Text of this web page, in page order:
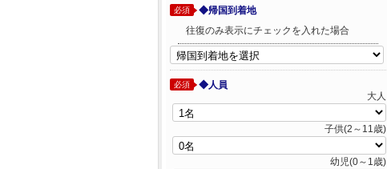
必須
◆帰国到着地
往復のみ表示にチェックを入れた場合
必須
◆人員
大人
子供(2～11歳)
幼児(0～1歳)